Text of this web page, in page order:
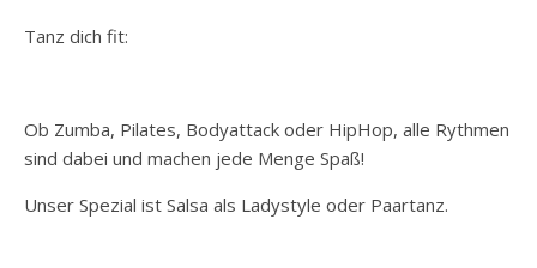
Tanz dich fit:
Ob Zumba, Pilates, Bodyattack oder HipHop, alle Rythmen
sind dabei und machen jede Menge Spaß!
Unser Spezial ist Salsa als Ladystyle oder Paartanz.